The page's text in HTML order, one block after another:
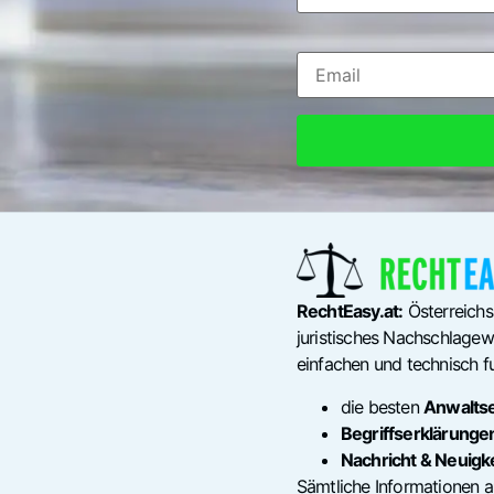
RechtEasy.at:
juristisches
einfachen und technisch
die besten
Nachricht &
Sämtliche Informationen